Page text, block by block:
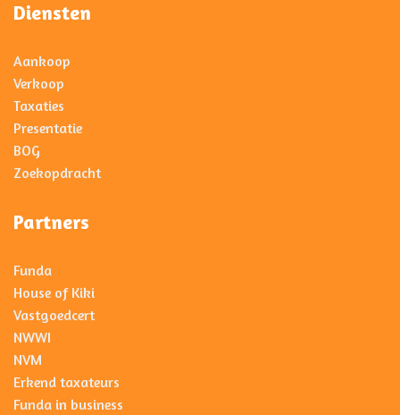
Diensten
Aankoop
Verkoop
Taxaties
Presentatie
BOG
Zoekopdracht
Partners
Funda
House of Kiki
Vastgoedcert
NWWI
NVM
Erkend taxateurs
Funda in business